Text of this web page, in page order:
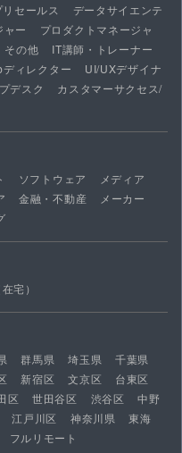
リセールス
データサイエンテ
ャー
プロダクトマネージャ
その他
IT講師・トレーナー
ィレクター
UI/UXデザイナ
デスク
カスタマーサクセス/
ソフトウェア
メディア
金融・不動産
メーカー
宅）
群馬県 埼玉県
千葉県
新宿区 文京区
台東区
区 世田谷区 渋谷区
中野
江戸川区 神奈川県
東海
フルリモート